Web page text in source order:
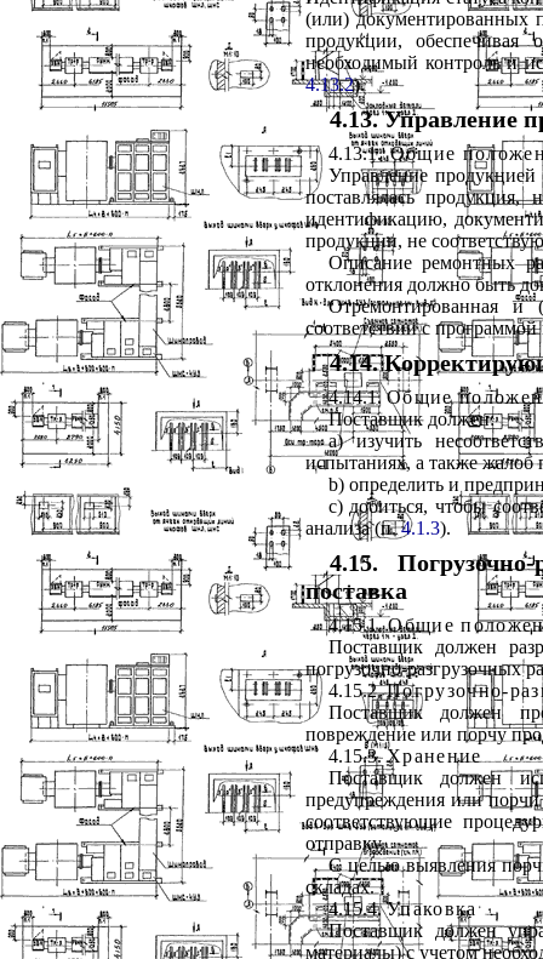
(или) документированных
продукции, обеспечивая
необходимый контроль и
4.13.2).
4.13. Управление
4.13.1. Общие
Управление
поставлялась продукция,
идентификацию,
продукции, не
Описание ремонтных
отклонения должно быть
Отремонтированная и
соответствии с
4.14.
4.14.1.Общие
Поставщик должен:
а) изучить
испытаниях, а также жалоб
b) определить и
с) добиться, чтобы
анализа (п.4.1.3).
4.15.
поставка
4.15.1.Общие
Поставщик должен
погрузочно-разгрузочных
4.15.2.Погрузочно-
Поставщик должен
повреждение или порчу
4.15.3.Хранение
Поставщик должен
предупреждения или порчи
соответствующие
отправку.
С целью выявления
складах.
4.15.4.Упаковка
Поставщик должен
материалы) с учетом